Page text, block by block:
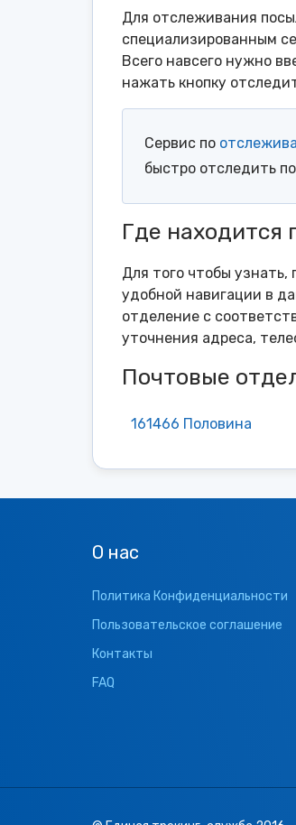
Для отслеживания
специализированным
Всего навсего нужно
нажать кнопку
Сервис по
быстро отследить
Где находится
Для того чтобы
удобной навигации в
отделение с
уточнения адреса,
Почтовые
161466 Половина
О нас
Политика Конфиденциальности
Пользовательское соглашение
Контакты
FAQ